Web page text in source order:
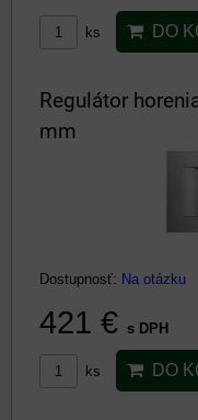
ks DO
Regulátor
mm
Dostupnosť: Na otázku
421 € s DPH
ks DO